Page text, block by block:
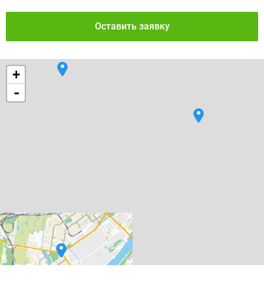
Оставить заявку
+
-